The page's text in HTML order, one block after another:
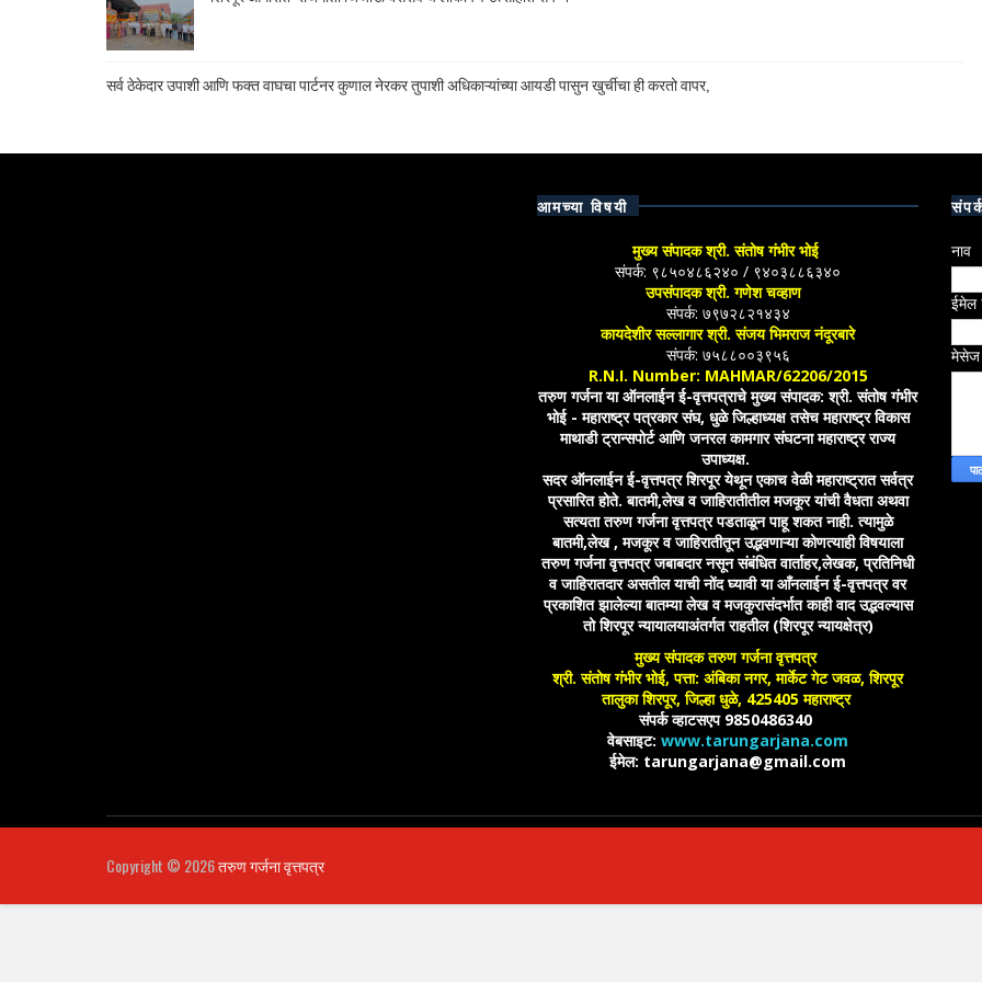
सर्व ठेकेदार उपाशी आणि फक्त वाघचा पार्टनर कुणाल नेरकर तुपाशी अधिकाऱ्यांच्या आयडी पासुन खुर्चीचा ही करतो वापर,
आमच्या विषयी
मुख्य संपादक श्री. संतोष गंभीर भोई
संपर्क: ९८५०४८६२४० / ९४०३८८६३४०
उपसंपादक श्री. गणेश चव्हाण
संपर्क: ७९७२८२१४३४
कायदेशीर सल्लागार श्री. संजय भिमराज नंदूरबारे
संपर्क: ७५८८००३९५६
R.N.I. Number: MAHMAR/62206/2015
तरुण गर्जना या ऑनलाईन ई-वृत्तपत्राचे मुख्य संपादक: श्री. संतोष गंभीर
भोई - महाराष्ट्र पत्रकार संघ, धुळे जिल्हाध्यक्ष तसेच महाराष्ट्र विकास
माथाडी ट्रान्सपोर्ट आणि जनरल कामगार संघटना महाराष्ट्र राज्य
उपाध्यक्ष.
सदर ऑनलाईन ई-वृत्तपत्र शिरपूर येथून एकाच वेळी महाराष्ट्रात सर्वत्र
प्रसारित होते. बातमी,लेख व जाहिरातीतील मजकूर यांची वैधता अथवा
सत्यता तरुण गर्जना वृत्तपत्र पडताळून पाहू शकत नाही. त्यामुळे
बातमी,लेख , मजकूर व जाहिरातीतून उद्भवणाऱ्या कोणत्याही विषयाला
तरुण गर्जना वृत्तपत्र जबाबदार नसून संबंधित वार्ताहर,लेखक, प्रतिनिधी
व जाहिरातदार असतील याची नोंद घ्यावी या आँनलाईन ई-वृत्तपत्र वर
प्रकाशित झालेल्या बातम्या लेख व मजकुरासंदर्भात काही वाद उद्भवल्यास
तो शिरपूर न्यायालयाअंतर्गत राहतील (शिरपूर न्यायक्षेत्र)
मुख्य संपादक तरुण गर्जना वृत्तपत्र
श्री. संतोष गंभीर भोई, पत्ता: अंबिका नगर, मार्केट गेट जवळ, शिरपूर
तालुका शिरपूर, जिल्हा धुळे, 425405 महाराष्ट्र
संपर्क व्हाटसएप 9850486340
वेबसाइट: www.tarungarjana.com
ईमेल: tarungarjana@gmail.com
नाव
ईमेल
मेसेज
Copyright © 2026तरुण गर्जना वृत्तपत्र